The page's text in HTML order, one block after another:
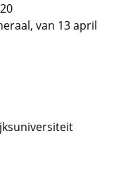
van 13 april